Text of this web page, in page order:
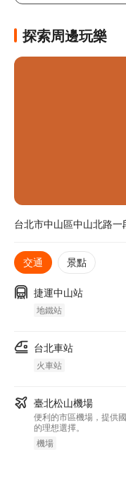
探索周邊玩樂
台北市中山區中山北路
交通 景點
捷運中山站
地鐵站
台北車站
火車站
臺北松山機場
便利的市區機場，提供
的理想選擇。
機場